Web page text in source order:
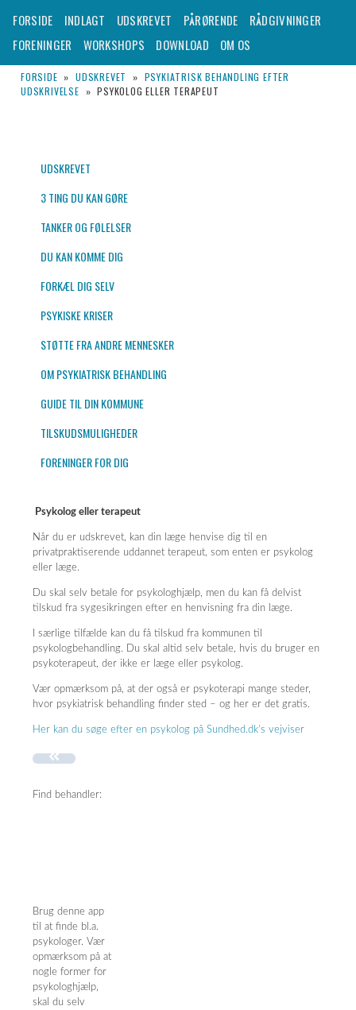
Udskrevet.dk
Hovedmenu
Fortsæt
primært
FORSIDE INDLAGT UDSKREVET PÅRØRENDE
RÅDGIVNINGER
FORENINGER
WORKSHOPS DOWNLOAD OM OS
FORSIDE » UDSKREVET » PSYKIATRISK BEHANDLING EFTER
UDSKRIVELSE » PSYKOLOG ELLER TERAPEUT
UDSKREVET
3 TING DU KAN GØRE
TANKER OG FØLELSER
DU KAN KOMME DIG
FORKÆL DIG SELV
PSYKISKE KRISER
STØTTE FRA ANDRE MENNESKER
OM PSYKIATRISK BEHANDLING
GUIDE TIL DIN KOMMUNE
TILSKUDSMULIGHEDER
FORENINGER FOR DIG
Psykolog eller terapeut
Når du er udskrevet, kan din læge henvise dig til en
privatpraktiserende uddannet terapeut, som enten er psykolog
eller læge.
Du skal selv betale for psykologhjælp, men du kan få delvist
tilskud fra sygesikringen efter en henvisning fra din læge.
I særlige tilfælde kan du få tilskud fra kommunen til
psykologbehandling. Du skal altid selv betale, hvis du bruger en
psykoterapeut, der ikke er læge eller psykolog.
Vær opmærksom på, at der også er psykoterapi mange steder,
hvor psykiatrisk behandling finder sted – og her er det gratis.
Her kan du søge efter en psykolog på Sundhed.dk’s vejviser
Find behandler:
Brug denne app
til at finde bl.a.
psykologer. Vær
opmærksom på at
nogle former for
psykologhjælp,
skal du selv